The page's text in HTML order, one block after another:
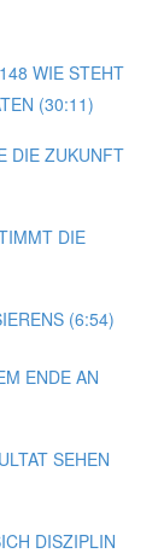
WIE STEHT
(30:11)
DIE ZUKUNFT
DIE
(6:54)
ENDE AN
SEHEN
DISZIPLIN